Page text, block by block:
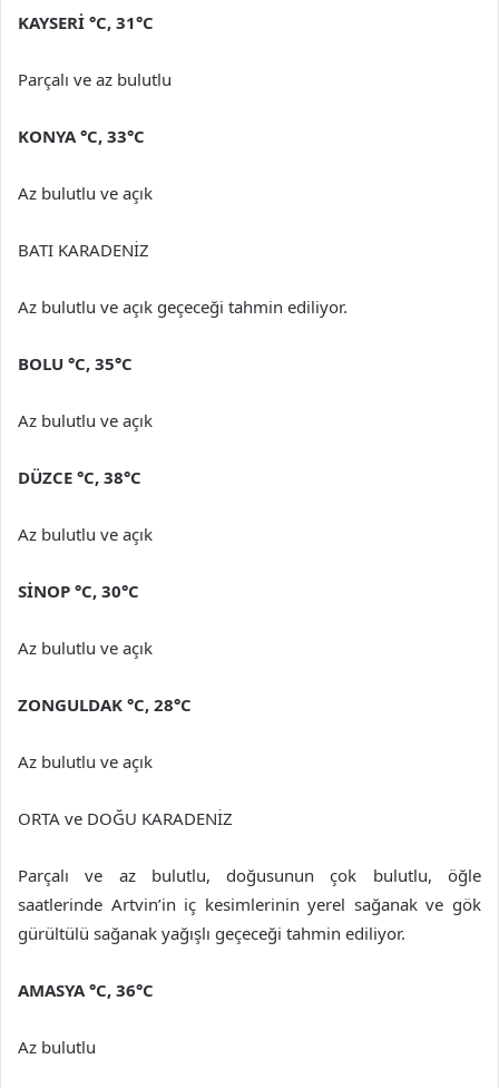
KAYSERİ °C, 31°C
Parçalı ve az bulutlu
KONYA °C, 33°C
Az bulutlu ve açık
BATI KARADENİZ
Az bulutlu ve açık geçeceği tahmin ediliyor.
BOLU °C, 35°C
Az bulutlu ve açık
DÜZCE °C, 38°C
Az bulutlu ve açık
SİNOP °C, 30°C
Az bulutlu ve açık
ZONGULDAK °C, 28°C
Az bulutlu ve açık
ORTA ve DOĞU KARADENİZ
Parçalı ve az bulutlu, doğusunun çok bulutlu, öğle
saatlerinde Artvin’in iç kesimlerinin yerel sağanak ve gök
gürültülü sağanak yağışlı geçeceği tahmin ediliyor.
AMASYA °C, 36°C
Az bulutlu